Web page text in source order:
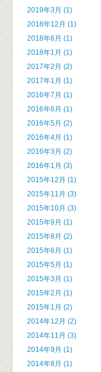
2019年3月 (1)
2018年12月 (1)
2018年6月 (1)
2018年1月 (1)
2017年2月 (2)
2017年1月 (1)
2016年7月 (1)
2016年6月 (1)
2016年5月 (2)
2016年4月 (1)
2016年3月 (2)
2016年1月 (3)
2015年12月 (1)
2015年11月 (3)
2015年10月 (3)
2015年9月 (1)
2015年8月 (2)
2015年6月 (1)
2015年5月 (1)
2015年3月 (1)
2015年2月 (1)
2015年1月 (2)
2014年12月 (2)
2014年11月 (3)
2014年9月 (1)
2014年8月 (1)